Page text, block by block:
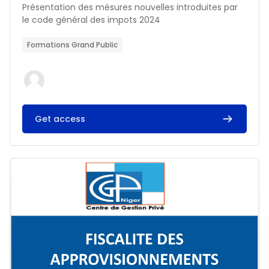
Résumé du cours :
Présentation des mésures nouvelles introduites par
le code général des impots 2024
Formations Grand Public
Get access
Image du cours FISCALITE DES APPROVISIONNEMENTS